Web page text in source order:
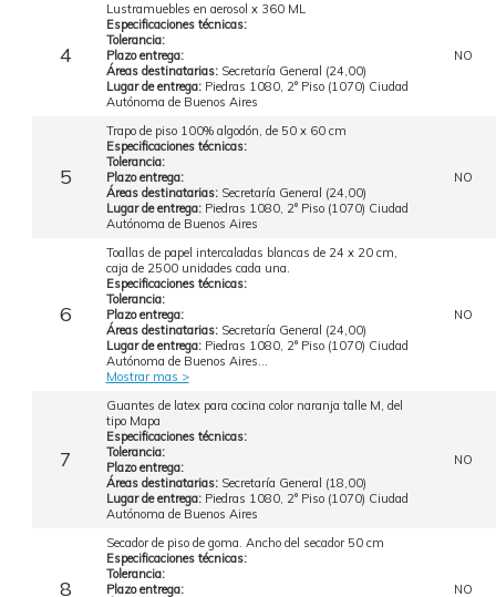
4
Lustramuebles en aerosol x 360 ML
Especificaciones técnicas:
Tolerancia:
Plazo entrega:
Áreas destinatarias: Secretaría General (24,00)
Lugar de entrega: Piedras 1080, 2° Piso (1070) Ciudad
Autónoma de Buenos Aires
NO
5
Trapo de piso 100% algodón, de 50 x 60 cm
Especificaciones técnicas:
Tolerancia:
Plazo entrega:
Áreas destinatarias: Secretaría General (24,00)
Lugar de entrega: Piedras 1080, 2° Piso (1070) Ciudad
Autónoma de Buenos Aires
NO
6
Toallas de papel intercaladas blancas de 24 x 20 cm,
caja de 2500 unidades cada una.
Especificaciones técnicas:
Tolerancia:
Plazo entrega:
Áreas destinatarias: Secretaría General (24,00)
Lugar de entrega: Piedras 1080, 2° Piso (1070) Ciudad
Autónoma de Buenos Aires...
Mostrar mas >
NO
7
Guantes de latex para cocina color naranja talle M, del
tipo Mapa
Especificaciones técnicas:
Tolerancia:
Plazo entrega:
Áreas destinatarias: Secretaría General (18,00)
Lugar de entrega: Piedras 1080, 2° Piso (1070) Ciudad
Autónoma de Buenos Aires
NO
8
Secador de piso de goma. Ancho del secador 50 cm
Especificaciones técnicas:
Tolerancia:
Plazo entrega:
NO